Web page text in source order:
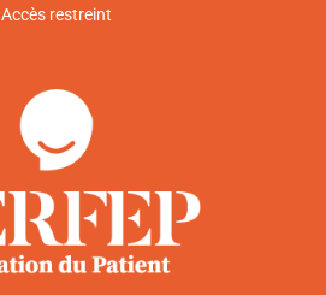
Accès restreint